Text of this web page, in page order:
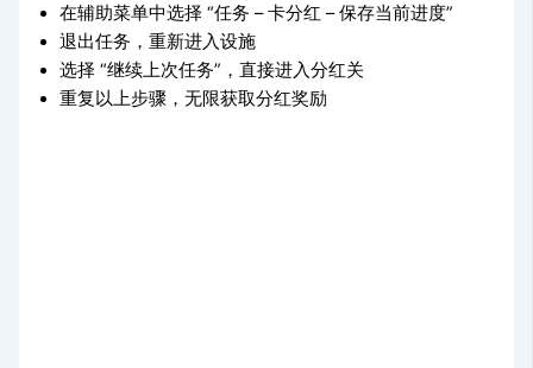
在辅助菜单中选择 “任务 – 卡分红 – 保存当前进度”
退出任务，重新进入设施
选择 “继续上次任务”，直接进入分红关
重复以上步骤，无限获取分红奖励